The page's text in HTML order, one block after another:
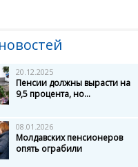
20.12.2025
Пенсии должны вырасти на
9,5 процента, но...
08.01.2026
Молдавских пенсионеров
опять ограбили